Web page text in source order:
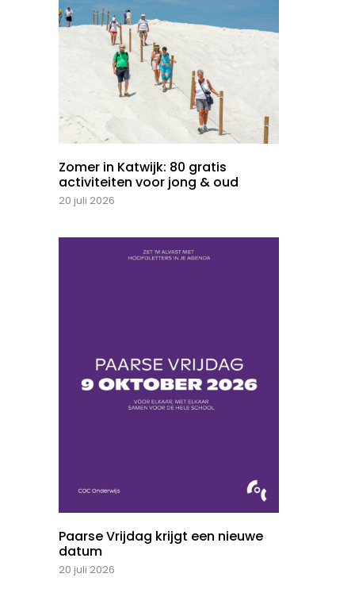
Zomer in Katwijk: 80 gratis
activiteiten voor jong & oud
20 juli 2026
Paarse Vrijdag krijgt een nieuwe
datum
20 juli 2026